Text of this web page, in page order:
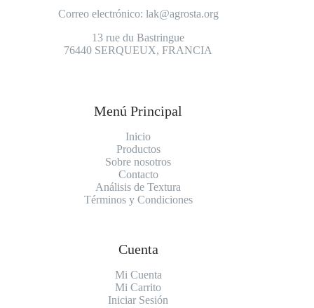
Correo electrónico: lak@agrosta.org
13 rue du Bastringue
76440 SERQUEUX, FRANCIA
Menú Principal
Inicio
Productos
Sobre nosotros
Contacto
Análisis de Textura
Términos y Condiciones
Cuenta
Mi Cuenta
Mi Carrito
Iniciar Sesión